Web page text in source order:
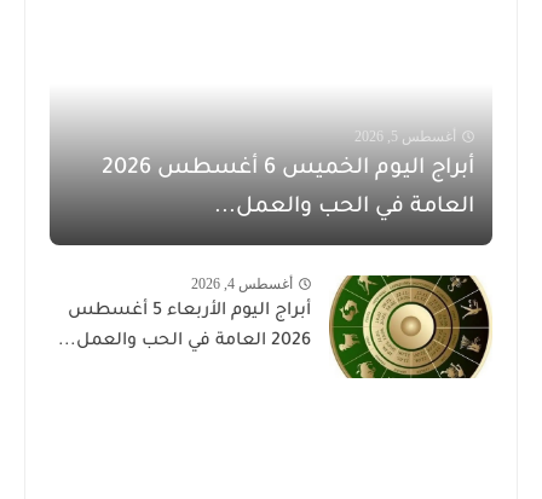
أغسطس 5, 2026
أبراج اليوم الخميس 6 أغسطس 2026
العامة في الحب والعمل...
أغسطس 4, 2026
أبراج اليوم الأربعاء 5 أغسطس
2026 العامة في الحب والعمل...